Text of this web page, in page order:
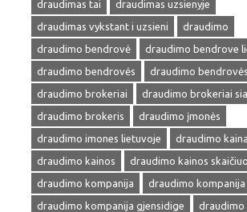
draudimas tai
draudimas uzsienyje
draudimas vykstant i uzsieni
draudimo
draudimo bendrovė
draudimo bendrove
draudimo bendrovės
draudimo
draudimo brokeriai
draudimo brokeriai
draudimo brokeris
draudimo įmonės
draudimo imones lietuvoje
draudimo kaina
draudimo kainos
draudimo kainos
draudimo kompanija
draudimo kompanija
draudimo kompanija gjensidige
draudimo